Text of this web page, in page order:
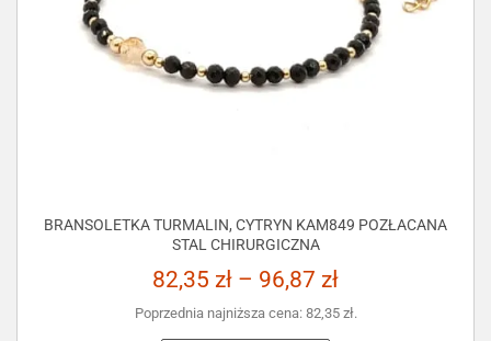
BRANSOLETKA TURMALIN, CYTRYN KAM849 POZŁACANA
STAL CHIRURGICZNA
82,35 zł – 96,87 zł
Poprzednia najniższa cena: 82,35 zł.